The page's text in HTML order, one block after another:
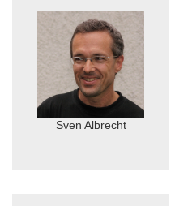
Sven Albrecht